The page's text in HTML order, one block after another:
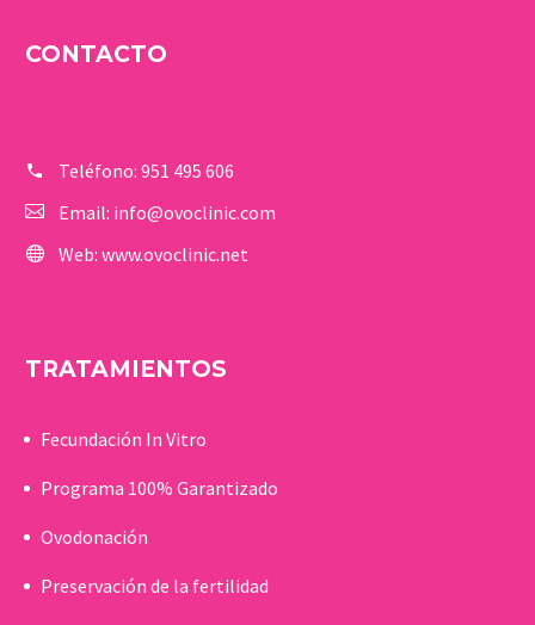
CONTACTO
Teléfono: 951 495 606
Email: info@ovoclinic.com
Web: www.ovoclinic.net
TRATAMIENTOS
Fecundación In Vitro
Programa 100% Garantizado
Ovodonación
Preservación de la fertilidad